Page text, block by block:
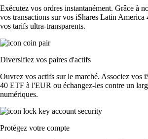
Exécutez vos ordres instantanément. Grâce à
vos transactions sur vos iShares Latin America
vos tarifs ultra-transparents.
Diversifiez vos paires d'actifs
Ouvrez vos actifs sur le marché. Associez vos
40 ETF à l'EUR ou échangez-les contre un
numériques.
Protégez votre compte